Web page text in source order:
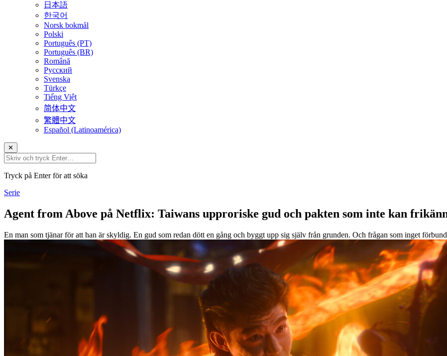
日本語
한국어
Norsk bokmål
Polski
Português (PT)
Português (BR)
Română
Русский
Svenska
Türkçe
Tiếng Việt
简体中文
繁體中文
Español (Latinoamérica)
✕
Tryck på Enter för att söka
Serie
Agent from Above på Netflix: Taiwans upproriske gud och pakten som inte kan
En man som tjänar för att han är skyldig. En gud som redan dött en gång och byggt upp sig själv från grunden. Och frågan som inget